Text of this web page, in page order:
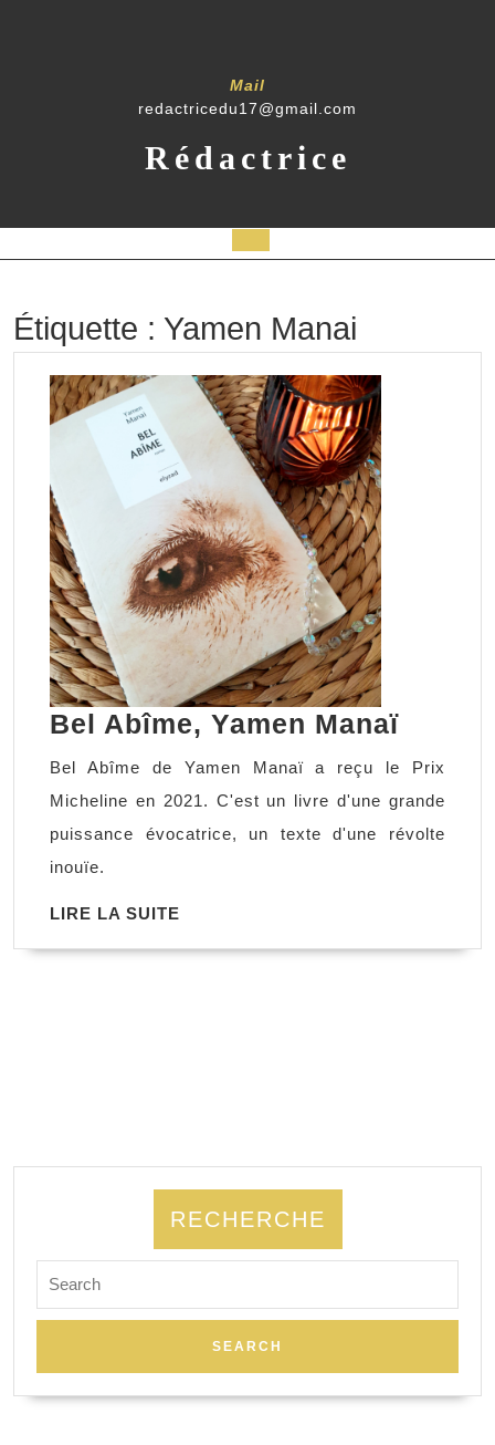
Mail
redactricedu17@gmail.com
Rédactrice
Button
Étiquette : Yamen Manai
Bel Abîme, Yamen ManaïBel
Abîme,
Yamen
Manaï
Bel Abîme de Yamen Manaï a reçu le Prix
Micheline en 2021. C'est un livre d'une grande
puissance évocatrice, un texte d'une révolte
inouïe.
LIRE LA SUITE
RECHERCHE
for: